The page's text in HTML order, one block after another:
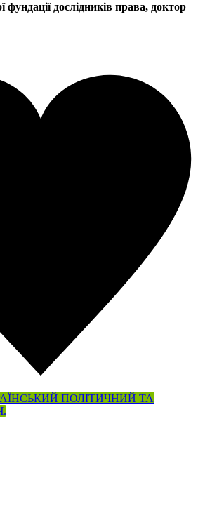
фундації дослідників права, доктор
ПОЛІТИЧНИЙ ТА